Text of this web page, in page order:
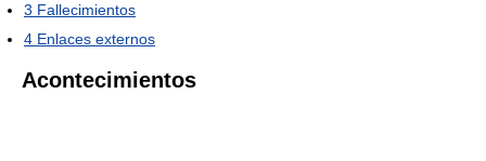
3 Fallecimientos
4 Enlaces externos
Acontecimientos